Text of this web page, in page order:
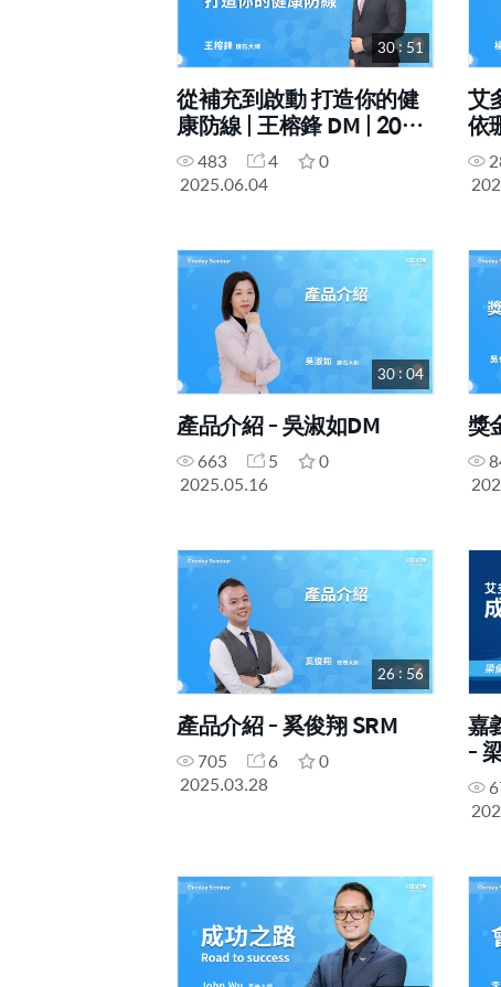
30 : 51
從補充到啟動 打造你的健
康防線 | 王榕鋒 DM | 2025
年06月04號 高雄一日研討
會483 4
0
2025.06.04
艾
依
號
30 : 04
產品介紹 - 吳淑如DM
663 5
0
2025.05.16
獎
26 : 56
產品介紹 - 奚俊翔 SRM
705 6
0
2025.03.28
嘉
-